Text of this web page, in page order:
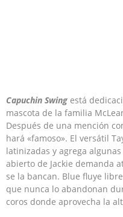
Capuchin Swing está
mascota de la familia
Después de una mención
hará «famoso». El versátil
latinizadas y agrega
abierto de Jackie demanda
se la bancan. Blue fluye
que nunca lo abandonan
coros donde aprovecha la